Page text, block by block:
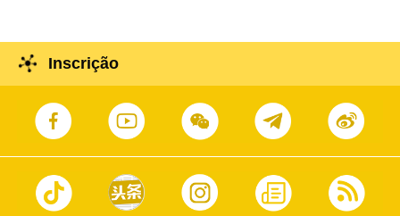
Inscrição